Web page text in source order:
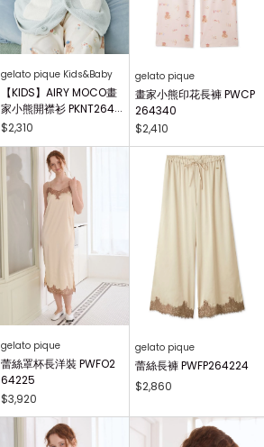
gelato pique Kids&Baby
【KIDS】AIRY MOCO畫
家小熊開襟衫 PKNT2644
63
$2,310
gelato pique
畫家小熊印花長褲 PWCP
264340
$2,410
gelato pique
蕾絲罩杯長洋裝 PWFO2
64225
$3,920
gelato pique
蕾絲長褲 PWFP264224
$2,860